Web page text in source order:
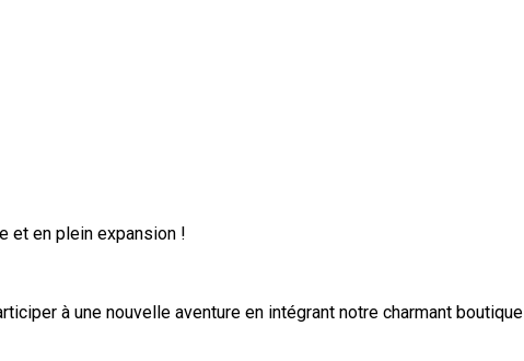
et en plein expansion !
à une nouvelle aventure en intégrant notre charmant boutique